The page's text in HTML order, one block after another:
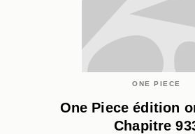
ONE PIECE
One Piece édition
Chapitre